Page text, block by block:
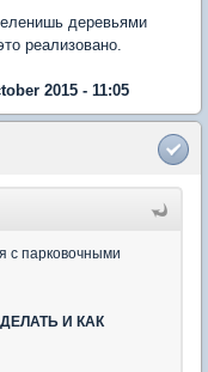
деревьями
реализовано.
2015 - 11:05
с парковочными
И КАК